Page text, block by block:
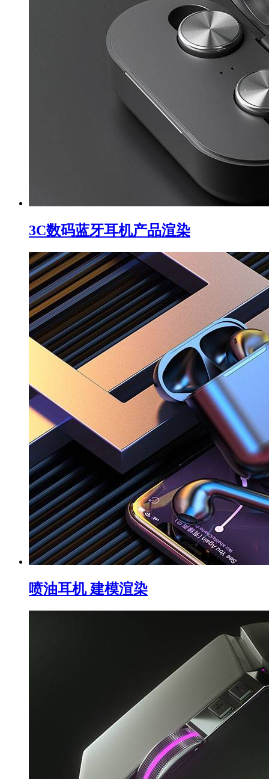
3C数码蓝牙耳机产品渲染
喷油耳机 建模渲染